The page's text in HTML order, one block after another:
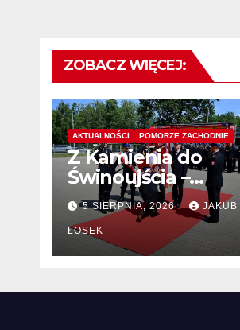
ZOBACZ WIĘCEJ:
AKTUALNOŚCI POMORZE ZACHODNIE
Z Kamienia do
Świnoujścia –
zmiany kadrowe na
stanowiskach
komendantów
5 SIERPNIA, 2026 JAKUB
ŁOSEK